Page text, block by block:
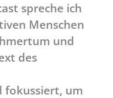
spreche ich
Menschen
und
des
fokussiert, um